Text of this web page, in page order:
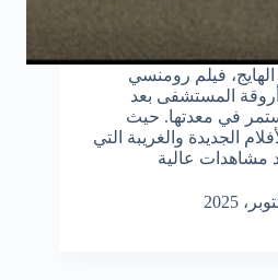
الهايج، فيلم رومنسي
المستشفى بعد
في معدتها. حيث
الجديدة والغريبة التي
مشاهدات عالية